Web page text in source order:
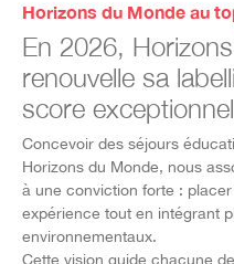
Horizons du Monde au
En 2026,
renouvelle sa
score
Concevoir des séjours
Horizons du Monde, nous
à une conviction forte :
expérience tout en intégrant
environnementaux.
Cette vision guide chacune